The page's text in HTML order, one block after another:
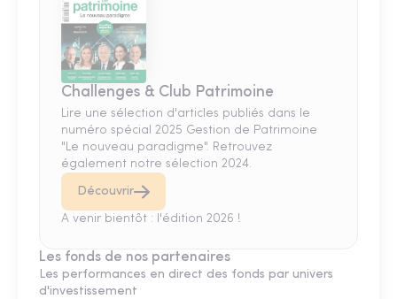
Challenges & Club Patrimoine
Lire une sélection d'articles publiés dans le
numéro spécial 2025 Gestion de Patrimoine
"Le nouveau paradigme". Retrouvez
également notre sélection 2024.
Découvrir
A venir bientôt : l'édition 2026 !
Les fonds de nos partenaires
Les performances en direct des fonds par univers
d'investissement